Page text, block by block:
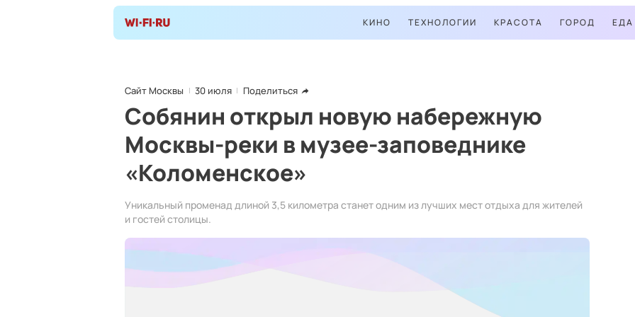
КИНО ТЕХНОЛОГИИ КРАСОТА ГОРОД ЕДА
Сайт Москвы 30 июля Поделиться
Собянин открыл новую набережную
Москвы-реки в музее-заповеднике
«Коломенское»
Уникальный променад длиной 3,5 километра станет одним из лучших мест отдыха для жителей
и гостей столицы.